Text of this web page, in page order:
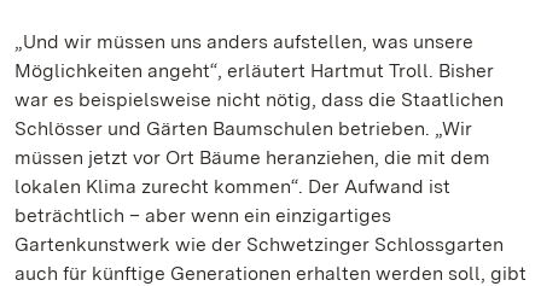
„Und wir müssen uns anders aufstellen, was unsere
Möglichkeiten angeht“, erläutert Hartmut Troll. Bisher
war es beispielsweise nicht nötig, dass die Staatlichen
Schlösser und Gärten Baumschulen betrieben. „Wir
müssen jetzt vor Ort Bäume heranziehen, die mit dem
lokalen Klima zurecht kommen“. Der Aufwand ist
beträchtlich – aber wenn ein einzigartiges
Gartenkunstwerk wie der Schwetzinger Schlossgarten
auch für künftige Generationen erhalten werden soll, gibt